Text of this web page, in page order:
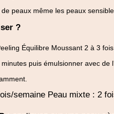
peaux même les peaux
?
Équilibre Moussant 2 à 3
puis émulsionner avec de
semaine Peau mixte : 2